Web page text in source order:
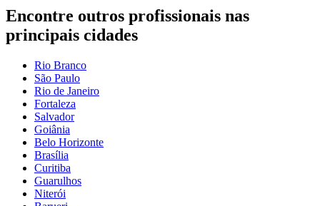
Encontre outros profissionais nas
principais cidades
Rio Branco
São Paulo
Rio de Janeiro
Fortaleza
Salvador
Goiânia
Belo Horizonte
Brasília
Curitiba
Guarulhos
Niterói